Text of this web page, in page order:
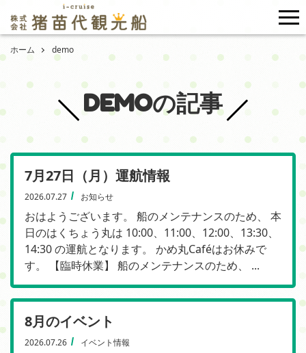
ホーム demo
DEMOの記事
7月27日（月）運航情報
2026.07.27 お知らせ
おはようございます。 船のメンテナンスのため、 本
日のはくちょう丸は 10:00、11:00、12:00、13:30、
14:30 の運航となります。 かめ丸Caféはお休みで
す。 【臨時休業】 船のメンテナンスのため、 ...
8月のイベント
2026.07.26 イベント情報